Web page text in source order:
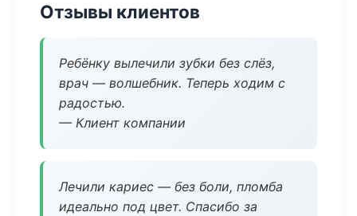
Отзывы клиентов
Ребёнку вылечили зубки без слёз,
врач — волшебник. Теперь ходим с
радостью.
— Клиент компании
Лечили кариес — без боли, пломба
идеально под цвет. Спасибо за